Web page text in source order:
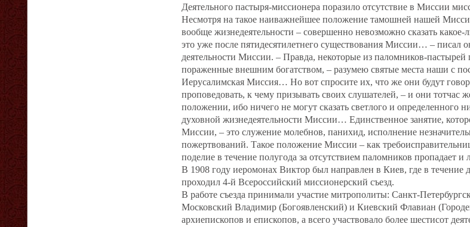
Деятельного пастыря‐миссионера поразило отсутствие в Миссии
Несмотря на такое наиважнейшее положение тамошней нашей
вообще жизнедеятельности – совершенно невозможно сказать
это уже после пятидесятилетнего существования Миссии… – писал
деятельности Миссии. – Правда, некоторые из паломников‐пастырей
пораженные внешним богатством, – разумею святые места наши с
Иерусалимская Миссия… Но вот спросите их, что же они будут
проповедовать, к чему призывать своих слушателей, – и они тотчас
положении, ибо ничего не могут сказать светлого и определенного
духовной жизнедеятельности Миссии… Единственное занятие,
Миссии, – это служение молебнов, панихид, исполнение
пожертвований. Такое положение Миссии – как
поделие в течение полугода за отсутствием паломников пропадает
В 1908 году иеромонах Виктор был направлен в Киев, где в течение
проходил 4‐й Всероссийский миссионерский съезд.
В работе съезда принимали участие митрополиты:
Московский Владимир (Богоявленский) и Киевский Флавиан
архиепископов и епископов, а всего участвовало более шестисот